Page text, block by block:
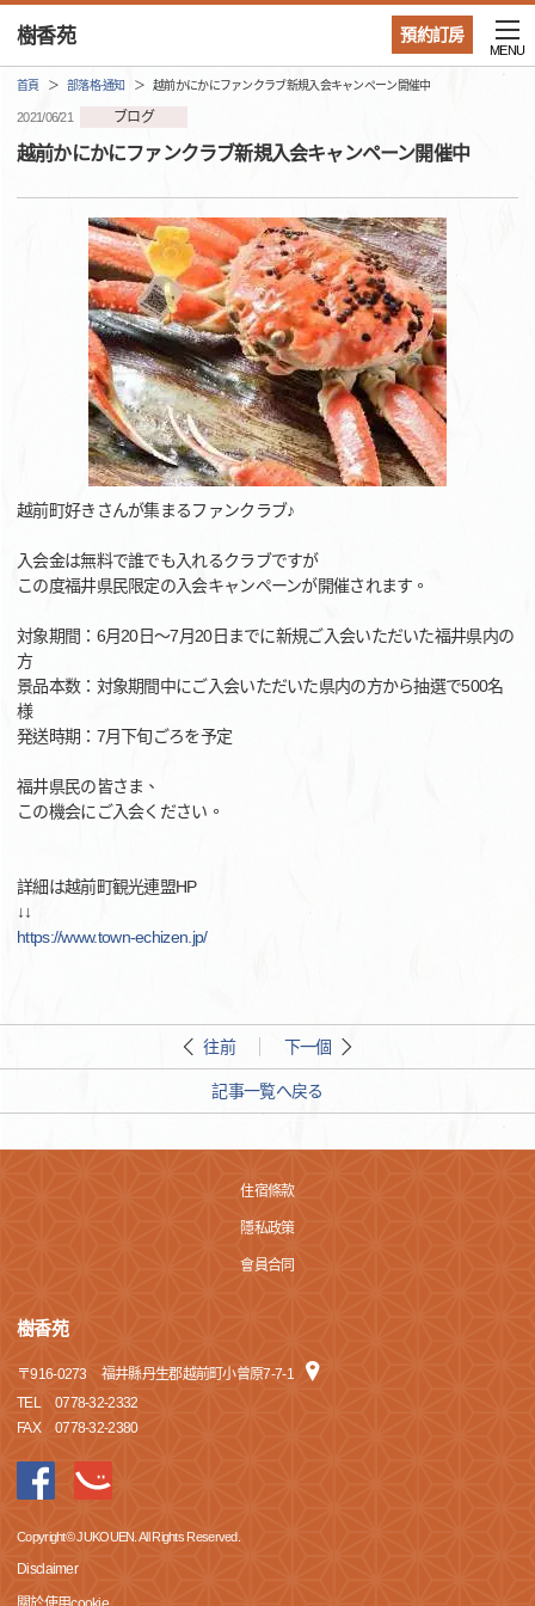
預約訂房
樹香苑
MENU
首頁 部落格·通知 越前かにかにファンクラブ新規入会キャンペーン開催中
2021/06/21 ブログ
越前かにかにファンクラブ新規入会キャンペーン開催中
越前町好きさんが集まるファンクラブ♪
入会金は無料で誰でも入れるクラブですが
この度福井県民限定の入会キャンペーンが開催されます。
対象期間：6月20日～7月20日までに新規ご入会いただいた福井県内の
方
景品本数：対象期間中にご入会いただいた県内の方から抽選で500名
様
発送時期：7月下旬ごろを予定
福井県民の皆さま、
この機会にご入会ください。
詳細は越前町観光連盟HP
↓↓
https://www.town-echizen.jp/
往前 下一個
記事一覧へ戻る
住宿條款
隱私政策
會員合同
樹香苑
〒916-0273
福井縣丹生郡越前町小曾原7-7-1
TEL
0778-32-2332
FAX
0778-32-2380
Copyright© JUKOUEN. All Rights Reserved.
Disclaimer